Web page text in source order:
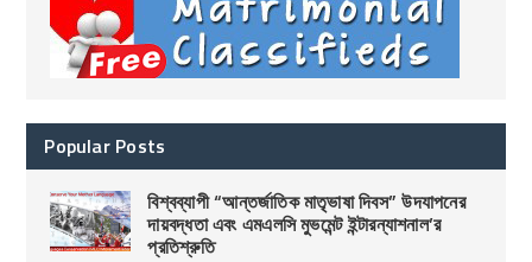
Popular Posts
বিশ্বব্যাপী “আন্তর্জাতিক মাতৃভাষা দিবস” উদযাপনের
দায়বদ্ধতা এবং এমএলসি মুভমেন্ট ইন্টারন্যাশনাল’র
প্রতিশ্রুতি